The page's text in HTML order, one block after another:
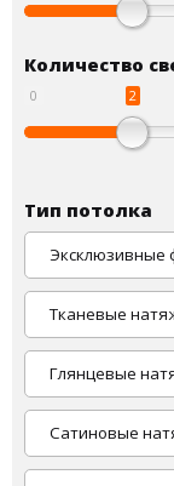
Количество
0 2
Тип потолка
Эксклюзивные
Тканевые
Глянцевые
Сатиновые